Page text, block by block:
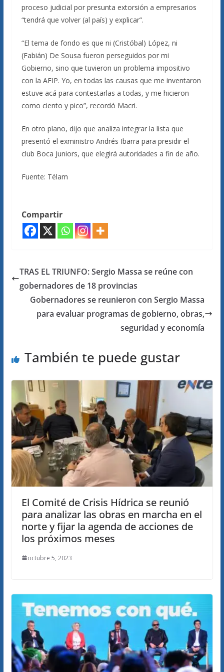
proceso judicial por presunta extorsión a empresarios
“tendrá que volver (al país) y explicar”.
“El tema de fondo es que ni (Cristóbal) López, ni
(Fabián) De Sousa fueron perseguidos por mi
Gobierno, sino que tuvieron un problema impositivo
con la AFIP. Yo, en todas las causas que me inventaron
estuve acá para contestarlas a todas, y me hicieron
como ciento y pico”, recordó Macri.
En otro plano, dijo que analiza integrar la lista que
presentó el exministro Andrés Ibarra para presidir el
club Boca Juniors, que elegirá autoridades a fin de año.
Fuente: Télam
Compartir
TRAS EL TRIUNFO: Sergio Massa se reúne con
gobernadores de 18 provincias
Gobernadores se reunieron con Sergio Massa
para evaluar programas de gobierno, obras,
seguridad y economía
También te puede gustar
El Comité de Crisis Hídrica se reunió
para analizar las obras en marcha en el
norte y fijar la agenda de acciones de
los próximos meses
octubre 5, 2023